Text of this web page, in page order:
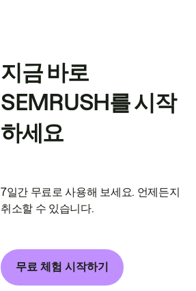
지금 바로
SEMRUSH를 시작
하세요
7일간 무료로 사용해 보세요. 언제든지
취소할 수 있습니다.
무료 체험 시작하기